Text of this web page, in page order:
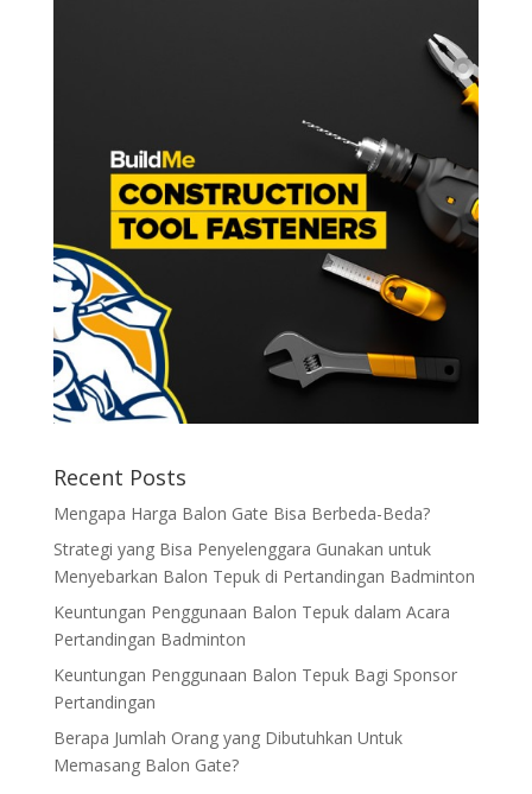
Recent Posts
Mengapa Harga Balon Gate Bisa Berbeda-Beda?
Strategi yang Bisa Penyelenggara Gunakan untuk
Menyebarkan Balon Tepuk di Pertandingan Badminton
Keuntungan Penggunaan Balon Tepuk dalam Acara
Pertandingan Badminton
Keuntungan Penggunaan Balon Tepuk Bagi Sponsor
Pertandingan
Berapa Jumlah Orang yang Dibutuhkan Untuk
Memasang Balon Gate?